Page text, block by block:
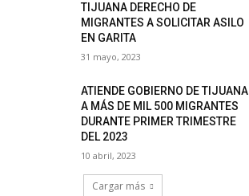
TIJUANA DERECHO DE
MIGRANTES A SOLICITAR ASILO
EN GARITA
31 mayo, 2023
ATIENDE GOBIERNO DE TIJUANA
A MÁS DE MIL 500 MIGRANTES
DURANTE PRIMER TRIMESTRE
DEL 2023
10 abril, 2023
Cargar más